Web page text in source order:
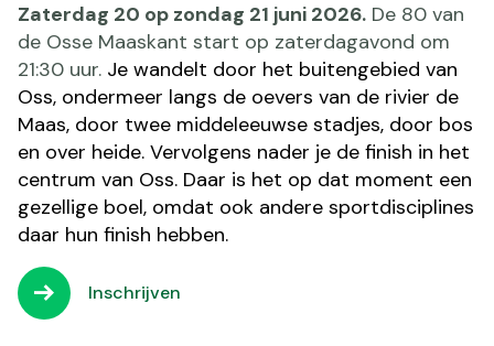
Zaterdag 20 op zondag 21 juni 2026. De 80 van
de Osse Maaskant start op zaterdagavond om
21:30 uur. Je wandelt door het buitengebied van
Oss, ondermeer langs de oevers van de rivier de
Maas, door twee middeleeuwse stadjes, door bos
en over heide. Vervolgens nader je de finish in het
centrum van Oss. Daar is het op dat moment een
gezellige boel, omdat ook andere sportdisciplines
daar hun finish hebben.
Inschrijven